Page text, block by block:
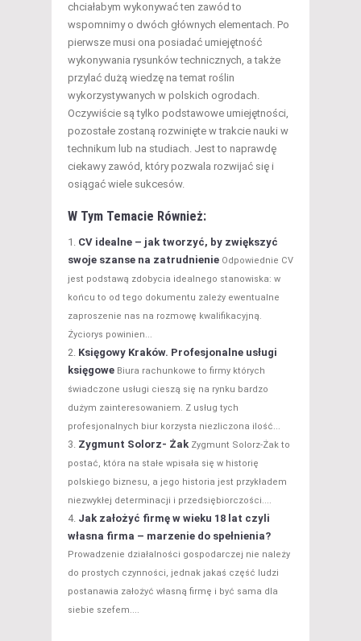
chciałabym wykonywać ten zawód to
wspomnimy o dwóch głównych elementach. Po
pierwsze musi ona posiadać umiejętność
wykonywania rysunków technicznych, a także
przylać dużą wiedzę na temat roślin
wykorzystywanych w polskich ogrodach.
Oczywiście są tylko podstawowe umiejętności,
pozostałe zostaną rozwinięte w trakcie nauki w
technikum lub na studiach. Jest to naprawdę
ciekawy zawód, który pozwala rozwijać się i
osiągać wiele sukcesów.
W Tym Temacie Również:
CV idealne – jak tworzyć, by zwiększyć
swoje szanse na zatrudnienie Odpowiednie CV
jest podstawą zdobycia idealnego stanowiska: w
końcu to od tego dokumentu zależy ewentualne
zaproszenie nas na rozmowę kwalifikacyjną.
Życiorys powinien...
Księgowy Kraków. Profesjonalne usługi
księgowe Biura rachunkowe to firmy których
świadczone usługi cieszą się na rynku bardzo
dużym zainteresowaniem. Z usług tych
profesjonalnych biur korzysta niezliczona ilość...
Zygmunt Solorz- Żak Zygmunt Solorz-Żak to
postać, która na stałe wpisała się w historię
polskiego biznesu, a jego historia jest przykładem
niezwykłej determinacji i przedsiębiorczości....
Jak założyć firmę w wieku 18 lat czyli
własna firma – marzenie do spełnienia?
Prowadzenie działalności gospodarczej nie należy
do prostych czynności, jednak jakaś część ludzi
postanawia założyć własną firmę i być sama dla
siebie szefem....